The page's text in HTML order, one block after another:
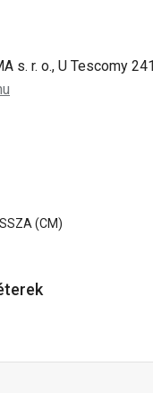
s. r. o., U Tescomy
(CM)